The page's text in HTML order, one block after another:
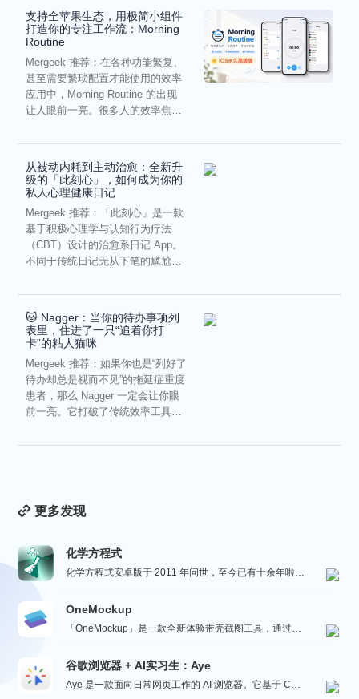
支持全苹果生态，用极简小组件
打造你的专注工作流：Morning
Routine
Mergeek 推荐：在各种功能繁复、
甚至需要繁琐配置才能使用的效率
应用中，Morning Routine 的出现
让人眼前一亮。很多人的效率焦
从被动内耗到主动治愈：全新升
级的「此刻心」，如何成为你的
私人心理健康日记
Mergeek 推荐：「此刻心」是一款
基于积极心理学与认知行为疗法
（CBT）设计的治愈系日记 App。
不同于传统日记无从下笔的尴尬，
🐱 Nagger：当你的待办事项列
表里，住进了一只“追着你打
卡”的粘人猫咪
Mergeek 推荐：如果你也是“列好了
待办却总是视而不见”的拖延症重度
患者，那么 Nagger 一定会让你眼
前一亮。它打破了传统效率工具冰
更多发现
化学方程式
化学方程式安卓版于 2011 年问世，至今已有十余年啦！在广大网友的积极贡献和我们的悉心维护下，如今...
OneMockup
「OneMockup」是一款全新体验带壳截图工具，通过导入个人照片和丰富的设备模型，用户可以轻松创建...
谷歌浏览器 + AI实习生：Aye
Aye 是一款面向日常网页工作的 AI 浏览器。它基于 Chromium 构建，保留接近谷歌浏览器的...